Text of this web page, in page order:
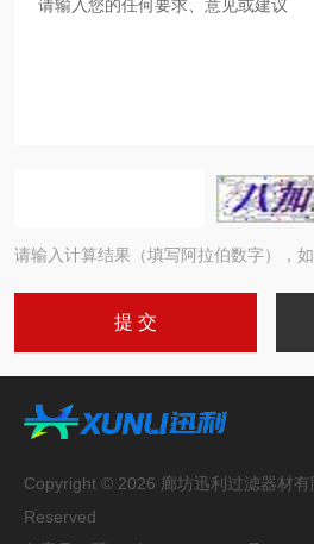
请输入计算结果（填写阿拉伯数字），
Copyright © 2026 廊坊迅利过滤器材
Reserved